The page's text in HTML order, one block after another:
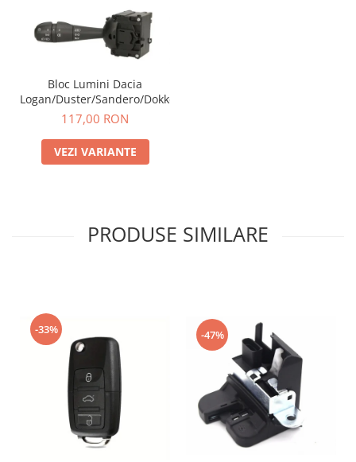
Bloc Lumini Dacia
Logan/Duster/Sandero/Dokker
117,00 RON
VEZI VARIANTE
PRODUSE SIMILARE
-33% -47%